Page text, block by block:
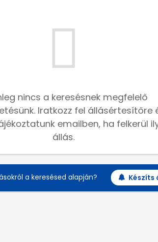
nincs a keresésnek megfelelő
Iratkozz fel állásértesítőre
emailben, ha felkerül
állás.
a keresésed alapján?